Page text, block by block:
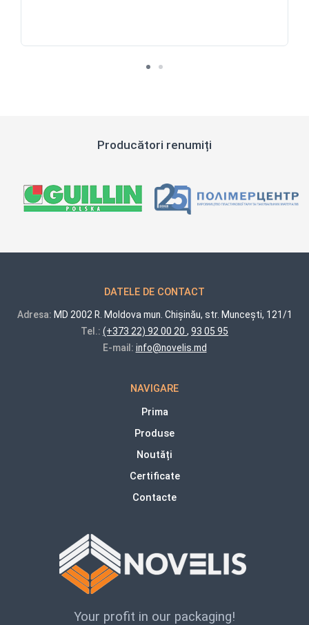
Producători renumiți
DATELE DE CONTACT
Adresa: MD 2002 R. Moldova mun. Chișinău, str. Muncești, 121/1
Tel.: (+373 22) 92 00 20 , 93 05 95
E-mail: info@novelis.md
NAVIGARE
Prima
Produse
Noutăți
Certificate
Contacte
Your profit in our packaging!